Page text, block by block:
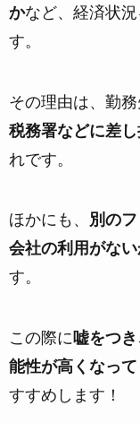
かなど、経済状
す。
その理由は、勤
税務署などに差
れです。
ほかにも、 別の
会社の利用がな
す。
この際に嘘をつ
能性が高くなって
すすめします！